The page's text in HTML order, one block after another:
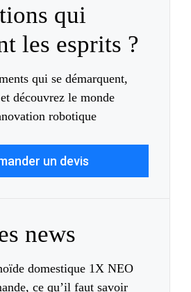
qui
les esprits ?
qui se démarquent,
découvrez le monde
robotique
un devis
news
domestique 1X NEO
ce qu’il faut savoir